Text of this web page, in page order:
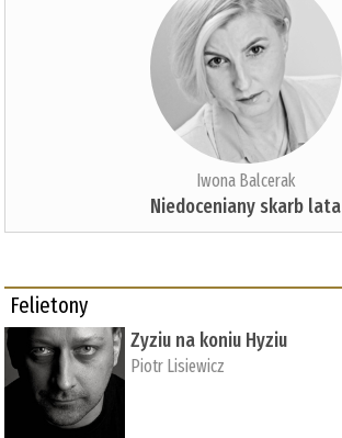
Iwona Balcerak
Niedoceniany skarb lata
Felietony
Zyziu na koniu Hyziu
Piotr Lisiewicz